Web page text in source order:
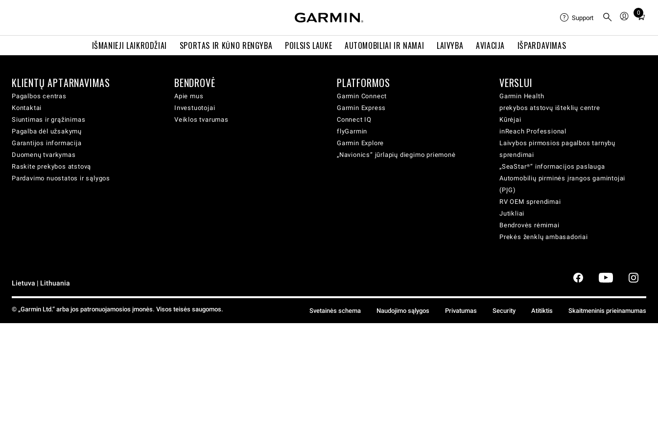
IŠMANIEJI LAIKRODŽIAI SPORTAS IR KŪNO RENGYBA POILSIS LAUKE AUTOMOBILIAI IR NAMAI LAIVYBA AVIACIJA IŠPARDAVIMAS
Support
0
Total
in
KLIENTŲ APTARNAVIMAS
Pagalbos centras
Kontaktai
Siuntimas ir grąžinimas
Pagalba dėl užsakymų
Garantijos informacija
Duomenų tvarkymas
Raskite prekybos atstovą
Pardavimo nuostatos ir sąlygos
BENDROVĖ
Apie mus
Investuotojai
Veiklos tvarumas
PLATFORMOS
Garmin Connect
Garmin Express
Connect IQ
flyGarmin
Garmin Explore
„Navionics“ jūrlapių diegimo priemonė
VERSLUI
Garmin Health
prekybos atstovų išteklių centre
Kūrėjai
inReach Professional
Laivybos pirmosios pagalbos tarnybų
sprendimai
„SeaStar®“ informacijos paslauga
Automobilių pirminės įrangos gamintojai
(PĮG)
RV OEM sprendimai
Jutikliai
Bendrovės rėmimai
Prekės ženklų ambasadoriai
Lietuva | Lithuania
© „Garmin Ltd.“ arba jos patronuojamosios įmonės. Visos teisės saugomos. Svetainės schema Naudojimo sąlygos Privatumas Security Atitiktis Skaitmeninis prieinamumas